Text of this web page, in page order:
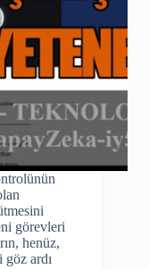
görevleri
henüz,
ardı